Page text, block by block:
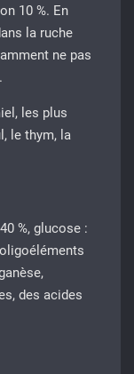
10 %. En
la ruche
ne pas
les plus
le thym, la
%, glucose :
des acides